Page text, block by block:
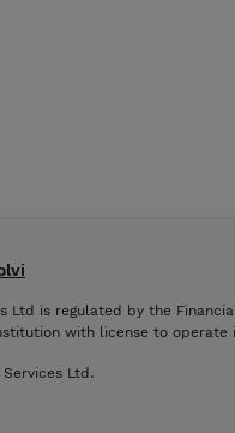
Ltd is regulated by the
with license to operate
Ltd.